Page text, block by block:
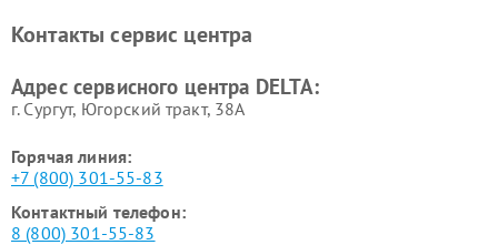
Контакты сервис центра
Адрес сервисного центра DELTA:
г. Сургут, Югорский тракт, 38А
Горячая линия:
+7 (800) 301-55-83
Контактный телефон:
8 (800) 301-55-83